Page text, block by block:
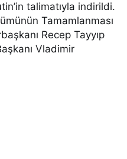
talimatıyla indirildi.
Tamamlanması
Recep Tayyıp
Vladimir